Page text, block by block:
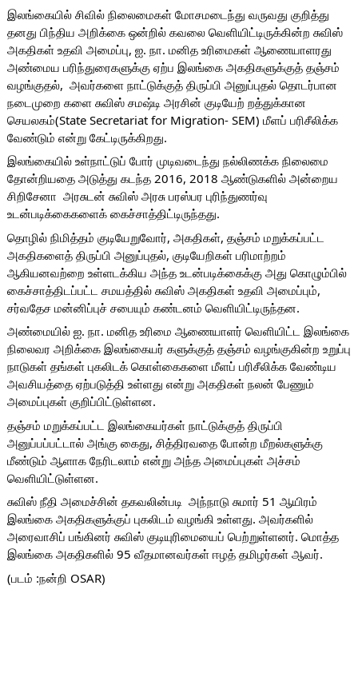
இலங்கையில் சிவில் நிலைமைகள் மோசமடைந்து வருவது குறித்து
தனது பிந்திய அறிக்கை ஒன்றில் கவலை வெளியிட்டிருக்கின்ற சுவிஸ்
அகதிகள் உதவி அமைப்பு, ஐ. நா. மனித உரிமைகள் ஆணையாளரது
அண்மைய பரிந்துரைகளுக்கு ஏற்ப இலங்கை அகதிகளுக்குத் தஞ்சம்
வழங்குதல்,  அவர்களை நாட்டுக்குத் திருப்பி அனுப்புதல் தொடர்பான
நடைமுறை களை சுவிஸ் சமஷ்டி அரசின் குடியேற் றத்துக்கான
செயலகம்(State Secretariat for Migration- SEM) மீளப் பரிசீலிக்க
வேண்டும் என்று கேட்டிருக்கிறது.
இலங்கையில் உள்நாட்டுப் போர் முடிவடைந்து நல்லிணக்க நிலைமை
தோன்றியதை அடுத்து கடந்த 2016, 2018 ஆண்டுகளில் அன்றைய
சிறிசேனா  அரசுடன் சுவிஸ் அரசு பரஸ்பர புரிந்துணர்வு
உடன்படிக்கைகளைக் கைச்சாத்திட்டிருந்தது.
தொழில் நிமித்தம் குடியேறுவோர், அகதிகள், தஞ்சம் மறுக்கப்பட்ட
அகதிகளைத் திருப்பி அனுப்புதல், குடியேறிகள் பரிமாற்றம்
ஆகியனவற்றை உள்ளடக்கிய அந்த உடன்படிக்கைக்கு அது கொழும்பில்
கைச்சாத்திடப்பட்ட சமயத்தில் சுவிஸ் அகதிகள் உதவி அமைப்பும்,
சர்வதேச மன்னிப்புச் சபையும் கண்டனம் வெளியிட்டிருந்தன.
அண்மையில் ஐ. நா. மனித உரிமை ஆணையாளர் வெளியிட்ட இலங்கை
நிலைவர அறிக்கை இலங்கையர் களுக்குத் தஞ்சம் வழங்குகின்ற உறுப்பு
நாடுகள் தங்கள் புகலிடக் கொள்கைகளை மீளப் பரிசீலிக்க வேண்டிய
அவசியத்தை ஏற்படுத்தி உள்ளது என்று அகதிகள் நலன் பேணும்
அமைப்புகள் குறிப்பிட்டுள்ளன.
தஞ்சம் மறுக்கப்பட்ட இலங்கையர்கள் நாட்டுக்குத் திருப்பி
அனுப்பப்பட்டால் அங்கு கைது, சித்திரவதை போன்ற மீறல்களுக்கு
மீண்டும் ஆளாக நேரிடலாம் என்று அந்த அமைப்புகள் அச்சம்
வெளியிட்டுள்ளன.
சுவிஸ் நீதி அமைச்சின் தகவலின்படி  அந்நாடு சுமார் 51 ஆயிரம்
இலங்கை அகதிகளுக்குப் புகலிடம் வழங்கி உள்ளது. அவர்களில்
அரைவாசிப் பங்கினர் சுவிஸ் குடியுரிமையைப் பெற்றுள்ளனர். மொத்த
இலங்கை அகதிகளில் 95 வீதமானவர்கள் ஈழத் தமிழர்கள் ஆவர்.
(படம் :நன்றி OSAR)